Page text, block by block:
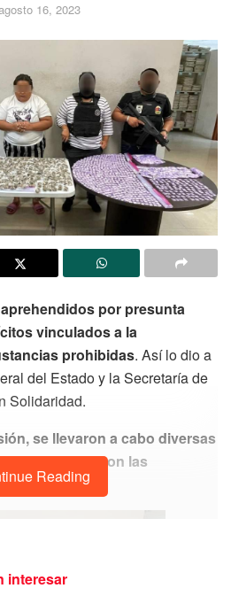
16, 2023
por presunta
vinculados a la
prohibidas. Así lo dio a
del Estado y la Secretaría de
Solidaridad.
se llevaron a cabo diversas
como afirmaron las
Reading
interesar